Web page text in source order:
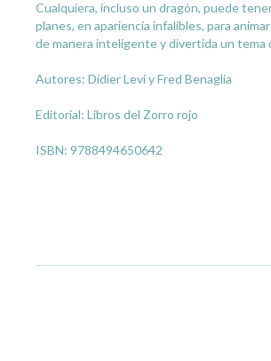
Cualquiera, incluso un dragón, puede
planes, en apariencia infalibles, para
de manera inteligente y divertida un tema
Autores: Didier Levi y Fred Benaglia
Editorial: Libros del Zorro rojo
ISBN: 9788494650642